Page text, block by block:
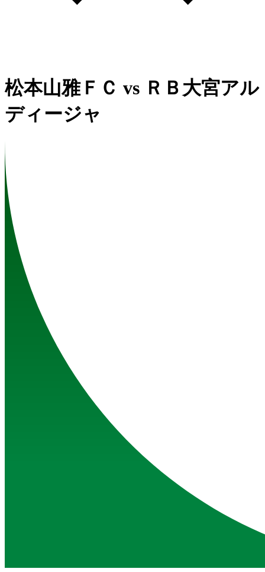
松本山雅ＦＣ vs ＲＢ大宮アル
ディージャ